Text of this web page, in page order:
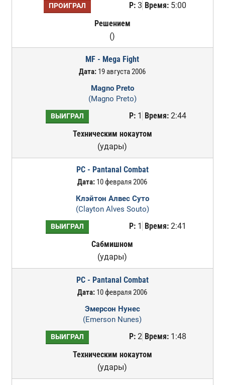
ПРОИГРАЛ Р:3 Время:5:00
Решением
()
MF - Mega Fight
Дата: 19 августа 2006
Magno Preto
(Magno Preto)
ВЫИГРАЛ Р:1 Время:2:44
Техническим нокаутом
(удары)
PC - Pantanal Combat
Дата: 10 февраля 2006
Клэйтон Алвес Суто
(Clayton Alves Souto)
ВЫИГРАЛ Р:1 Время:2:41
Сабмишном
(удары)
PC - Pantanal Combat
Дата: 10 февраля 2006
Эмерсон Нунес
(Emerson Nunes)
ВЫИГРАЛ Р:2 Время:1:48
Техническим нокаутом
(удары)